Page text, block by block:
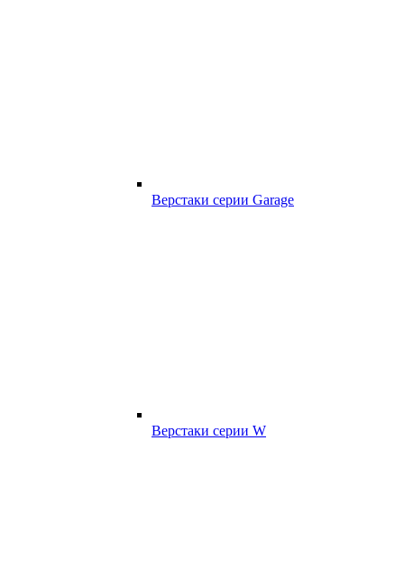
Верстаки серии Garage
Верстаки серии W